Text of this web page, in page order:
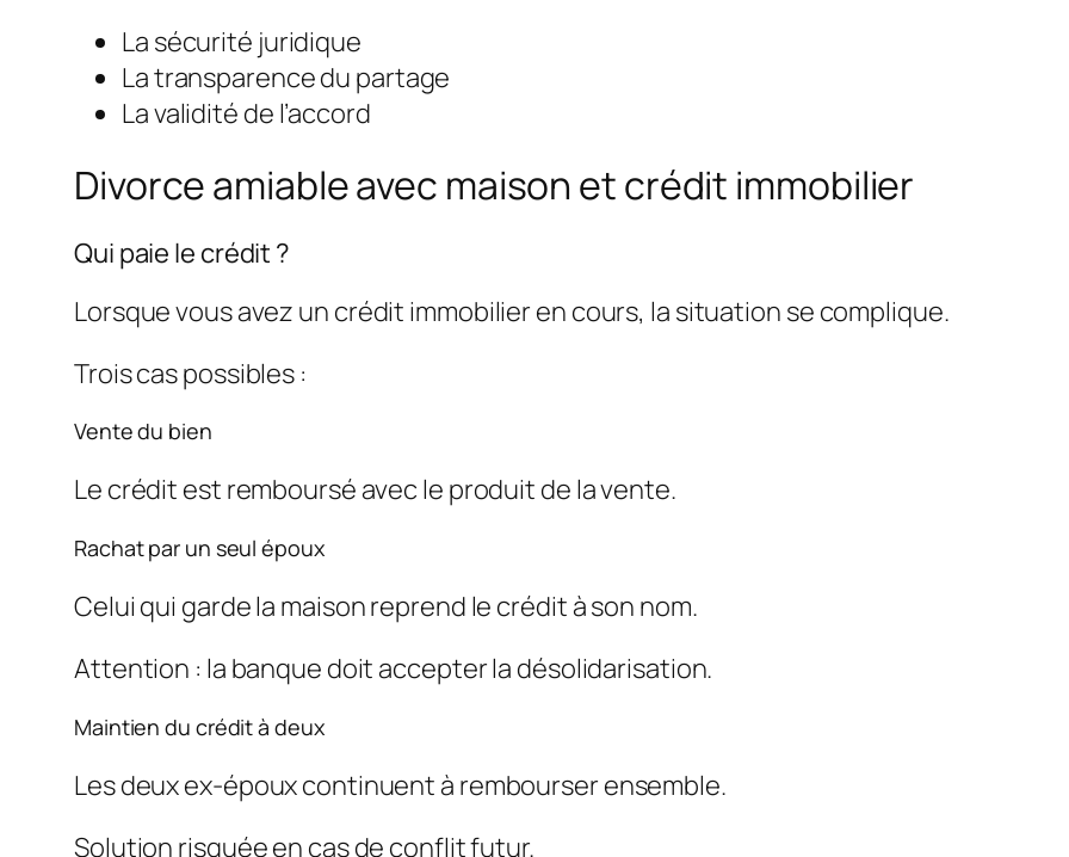
La sécurité juridique
La transparence du partage
La validité de l’accord
Divorce amiable avec maison et crédit immobilier
Qui paie le crédit ?
Lorsque vous avez un crédit immobilier en cours, la situation se complique.
Trois cas possibles :
Vente du bien
Le crédit est remboursé avec le produit de la vente.
Rachat par un seul époux
Celui qui garde la maison reprend le crédit à son nom.
Attention : la banque doit accepter la désolidarisation.
Maintien du crédit à deux
Les deux ex-époux continuent à rembourser ensemble.
Solution risquée en cas de conflit futur.